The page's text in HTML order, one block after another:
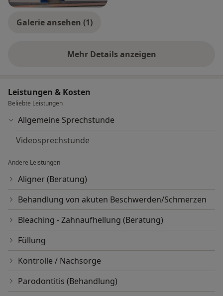
Galerie ansehen (1)
Mehr Details anzeigen
über Erfahrungen
Leistungen & Kosten
Beliebte Leistungen
Allgemeine Sprechstunde
Videosprechstunde
Andere Leistungen
Aligner (Beratung)
Behandlung von akuten Beschwerden/Schmerzen
Bleaching - Zahnaufhellung (Beratung)
Füllung
Kontrolle / Nachsorge
Parodontitis (Behandlung)